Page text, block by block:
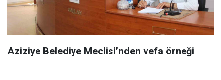
Aziziye Belediye Meclisi’nden vefa örneği